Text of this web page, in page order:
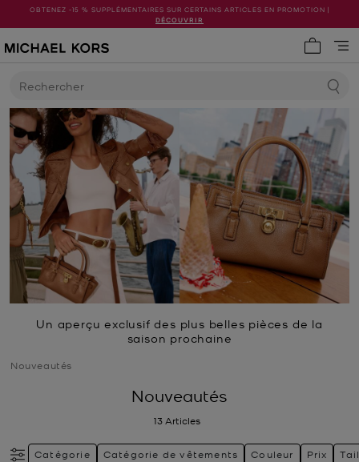
OBTENEZ -15 % SUPPLÉMENTAIRES SUR CERTAINS ARTICLES EN PROMOTION |
DÉCOUVRIR
Rechercher
Un aperçu exclusif des plus belles pièces de la
saison prochaine
Nouveautés
Nouveautés
13Articles
Catégorie Catégorie de vêtements Couleur Prix